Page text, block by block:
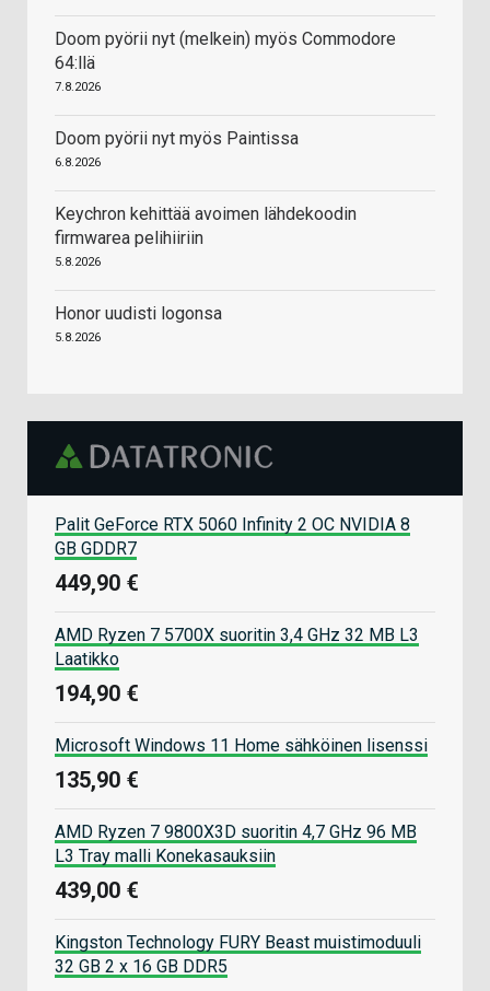
Doom pyörii nyt (melkein) myös Commodore
64:llä
7.8.2026
Doom pyörii nyt myös Paintissa
6.8.2026
Keychron kehittää avoimen lähdekoodin
firmwarea pelihiiriin
5.8.2026
Honor uudisti logonsa
5.8.2026
Palit GeForce RTX 5060 Infinity 2 OC NVIDIA 8
GB GDDR7
449,90 €
AMD Ryzen 7 5700X suoritin 3,4 GHz 32 MB L3
Laatikko
194,90 €
Microsoft Windows 11 Home sähköinen lisenssi
135,90 €
AMD Ryzen 7 9800X3D suoritin 4,7 GHz 96 MB
L3 Tray malli Konekasauksiin
439,00 €
Kingston Technology FURY Beast muistimoduuli
32 GB 2 x 16 GB DDR5